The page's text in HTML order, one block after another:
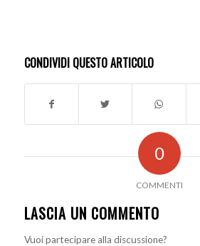
CONDIVIDI QUESTO ARTICOLO
0
COMMENTI
LASCIA UN COMMENTO
Vuoi partecipare alla discussione?